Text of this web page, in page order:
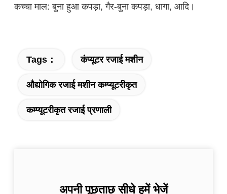
कच्चा माल: बुना हुआ कपड़ा, गैर-बुना कपड़ा, धागा, आदि।
Tags： कंप्यूटर रजाई मशीन
औद्योगिक रजाई मशीन कम्प्यूटरीकृत
कम्प्यूटरीकृत रजाई प्रणाली
अपनी पूछताछ सीधे हमें भेजें